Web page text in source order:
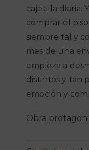
cajetilla diaria.
comprar el
siempre tal y
mes de una
empieza a
distintos y tan
emoción y
Obra